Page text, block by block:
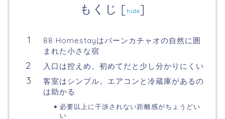
もくじ [ hide]
88 Homestayはバーンカチャオの自然に囲
まれた小さな宿
入口は控えめ。初めてだと少し分かりにくい
客室はシンプル。エアコンと冷蔵庫があるの
は助かる
必要以上に干渉されない距離感がちょうどい
い